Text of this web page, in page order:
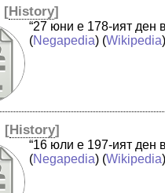
[History]
“27 юни е 178-ият ден
(Negapedia) (Wikipedia
[History]
“16 юли е 197-ият ден
(Negapedia) (Wikipedia